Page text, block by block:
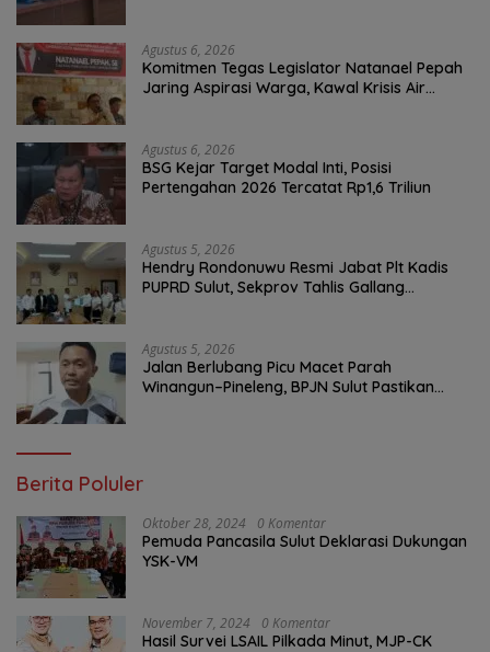
Agustus 6, 2026
Komitmen Tegas Legislator Natanael Pepah
Jaring Aspirasi Warga, Kawal Krisis Air
Agustus 6, 2026
BSG Kejar Target Modal Inti, Posisi
Pertengahan 2026 Tercatat Rp1,6 Triliun
Agustus 5, 2026
Hendry Rondonuwu Resmi Jabat Plt Kadis
PUPRD Sulut, Sekprov Tahlis Gallang
Agustus 5, 2026
Jalan Berlubang Picu Macet Parah
Winangun–Pineleng, BPJN Sulut Pastikan
Berita Poluler
Oktober 28, 2024 0 Komentar
Pemuda Pancasila Sulut Deklarasi Dukungan
YSK-VM
November 7, 2024 0 Komentar
Hasil Survei LSAIL Pilkada Minut, MJP-CK